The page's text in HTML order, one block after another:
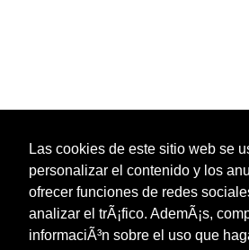
Las cookies de este sitio web se
personalizar el contenido y los
ofrecer funciones de redes
analizar el trÃ¡fico. AdemÃ¡s,
informaciÃ³n sobre el uso que